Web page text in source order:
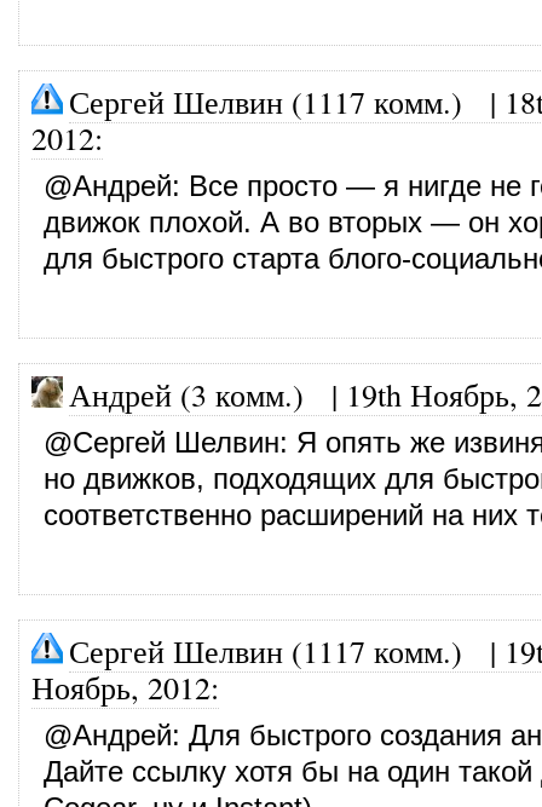
Сергей Шелвин (1117 комм.) |
2012:
@Андрей: Все просто — я нигде не
движок плохой. А во вторых — он
для быстрого старта блого-
Андрей (3 комм.) | 19th Ноябрь,
@Сергей Шелвин: Я опять же
но движков, подходящих для
соответственно расширений на них
Сергей Шелвин (1117 комм.) |
Ноябрь, 2012:
@Андрей: Для быстрого создания
Дайте ссылку хотя бы на один